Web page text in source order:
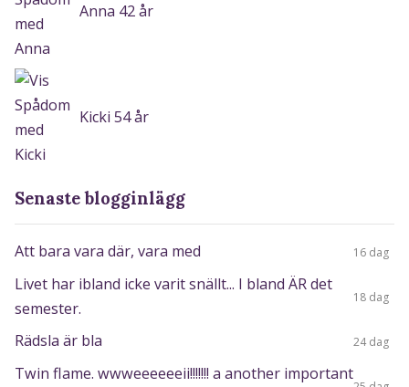
Anna 42 år
Kicki 54 år
Senaste blogginlägg
Att bara vara där, vara med 16 dag
Livet har ibland icke varit snällt... I bland ÄR det
semester.
18 dag
Rädsla är bla 24 dag
Twin flame. wwweeeeeeii!!!!!!! a another important